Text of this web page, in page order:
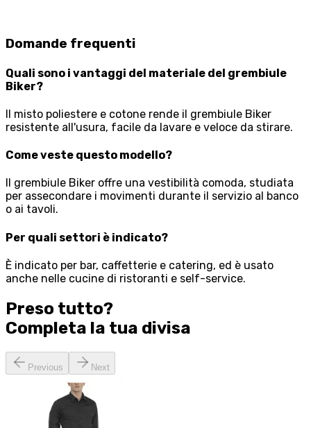
Domande frequenti
Quali sono i vantaggi del materiale del grembiule
Biker?
Il misto poliestere e cotone rende il grembiule Biker
resistente all'usura, facile da lavare e veloce da stirare.
Come veste questo modello?
Il grembiule Biker offre una vestibilità comoda, studiata
per assecondare i movimenti durante il servizio al banco
o ai tavoli.
Per quali settori è indicato?
È indicato per bar, caffetterie e catering, ed è usato
anche nelle cucine di ristoranti e self-service.
Preso tutto?
Completa la tua divisa
Previous Next